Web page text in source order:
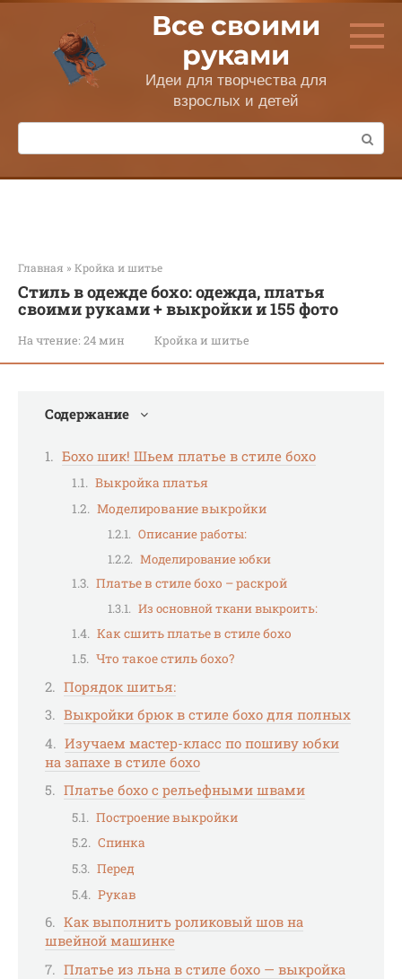
Перейти
контенту
Все своими
руками
Идеи для творчества для
взрослых и детей
Поиск:
Главная » Кройка и шитье
Стиль в одежде бохо: одежда, платья
своими руками + выкройки и 155 фото
На чтение: 24 мин Кройка и шитье
Содержание
Бохо шик! Шьем платье в стиле бохо
Выкройка платья
Моделирование выкройки
Описание работы:
Моделирование юбки
Платье в стиле бохо – раскрой
Из основной ткани выкроить:
Как сшить платье в стиле бохо
Что такое стиль бохо?
Порядок шитья:
Выкройки брюк в стиле бохо для полных
Изучаем мастер-класс по пошиву юбки
на запахе в стиле бохо
Платье бохо с рельефными швами
Построение выкройки
Спинка
Перед
Рукав
Как выполнить роликовый шов на
швейной машинке
Платье из льна в стиле бохо — выкройка